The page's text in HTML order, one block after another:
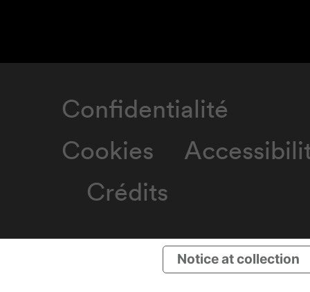
Confidentialité
Cookies
Crédits
Notice at collection